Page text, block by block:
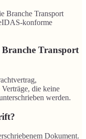
Branche Transport
konforme
Transport
die keine
werden.
Dokument.